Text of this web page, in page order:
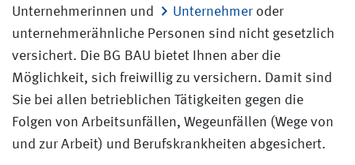
Unternehmerinnen und Unternehmer oder
unternehmerähnliche Personen sind nicht gesetzlich
versichert. Die BG BAU bietet Ihnen aber die
Möglichkeit, sich freiwillig zu versichern. Damit sind
Sie bei allen betrieblichen Tätigkeiten gegen die
Folgen von Arbeitsunfällen, Wegeunfällen (Wege von
und zur Arbeit) und Berufskrankheiten abgesichert.